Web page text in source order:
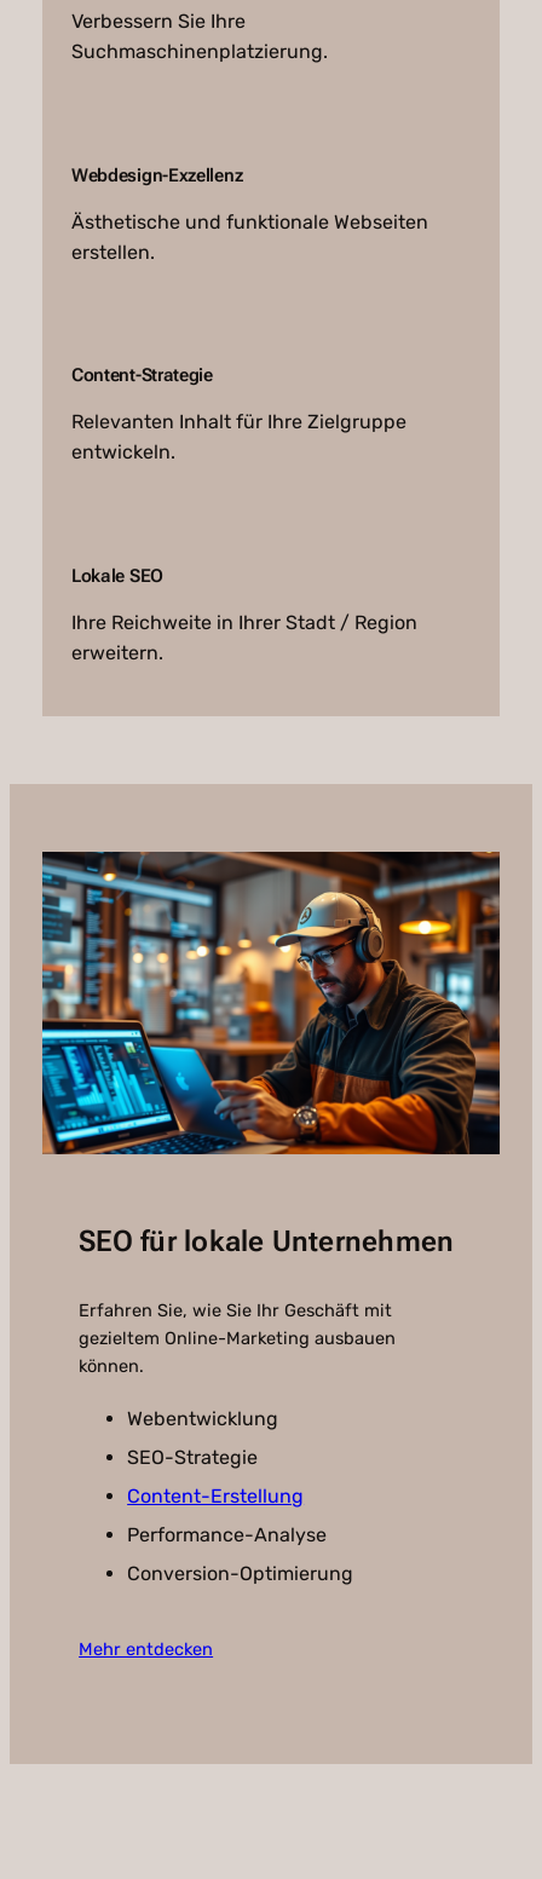
Verbessern Sie Ihre
Suchmaschinenplatzierung.
Webdesign-Exzellenz
Ästhetische und funktionale Webseiten
erstellen.
Content-Strategie
Relevanten Inhalt für Ihre Zielgruppe
entwickeln.
Lokale SEO
Ihre Reichweite in Ihrer Stadt / Region
erweitern.
SEO für lokale Unternehmen
Erfahren Sie, wie Sie Ihr Geschäft mit
gezieltem Online-Marketing ausbauen
können.
Webentwicklung
SEO-Strategie
Content-Erstellung
Performance-Analyse
Conversion-Optimierung
Mehr entdecken